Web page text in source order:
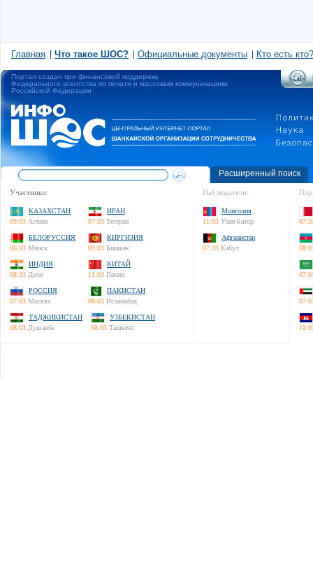
Главная Что такое ШОС? Официальные документы Кто есть кто?
Портал создан при финансовой поддержке
Федерального агентства по печати и массовым коммуникациям
Российской Федерации
Расширенный поиск
Участники:
КАЗАХСТАН
09:03 Астана
ИРАН
07:33 Тегеран
БЕЛОРУССИЯ
06:03 Минск
КИРГИЗИЯ
09:03 Бишкек
ИНДИЯ
08:33 Дели
КИТАЙ
11:03 Пекин
РОССИЯ
07:03 Москва
ПАКИСТАН
08:03 Исламабад
ТАДЖИКИСТАН
08:03 Душанбе
УЗБЕКИСТАН
08:03 Ташкент
Наблюдатели:
Монголия
11:03 Улан-Батор
Афганистан
07:33 Кабул